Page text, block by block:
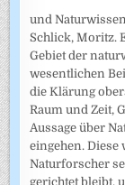
und
Schlick, Moritz.
Gebiet der
wesentlichen
die Klärung
Raum und Zeit,
Aussage über
eingehen.
Naturforscher
gerichtet bleibt,